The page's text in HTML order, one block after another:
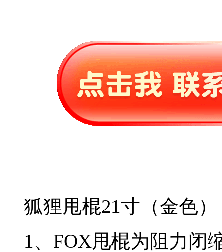
狐狸甩棍21寸（金色）
1、FOX甩棍为阻力闭